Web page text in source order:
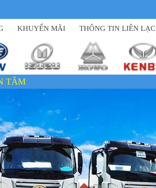
KHUYẾN MÃI THÔNG TIN LIÊN LẠC